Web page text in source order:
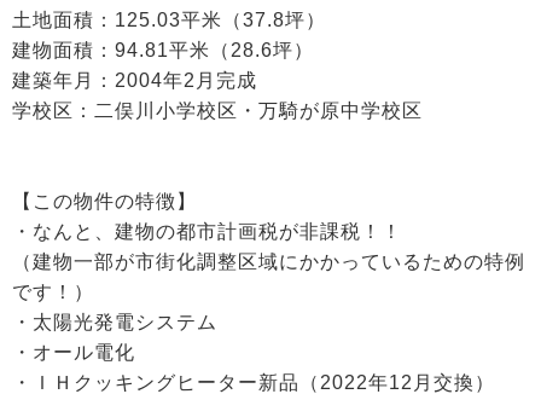
土地面積：125.03平米（37.8坪）
建物面積：94.81平米（28.6坪）
建築年月：2004年2月完成
学校区：二俣川小学校区・万騎が原中学校区
【この物件の特徴】
・なんと、建物の都市計画税が非課税！！
（建物一部が市街化調整区域にかかっているための特例
です！）
・太陽光発電システム
・オール電化
・ＩＨクッキングヒーター新品（2022年12月交換）